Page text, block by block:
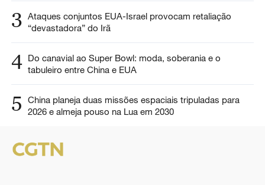
3 Ataques conjuntos EUA-Israel provocam retaliação
“devastadora” do Irã
4 Do canavial ao Super Bowl: moda, soberania e o
tabuleiro entre China e EUA
5
China planeja duas missões espaciais tripuladas para
2026 e almeja pouso na Lua em 2030